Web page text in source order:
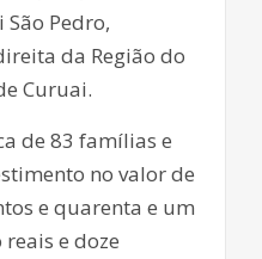
Pedro,
da Região do
Curuai.
de 83 famílias e
no valor de
e quarenta e um
e doze